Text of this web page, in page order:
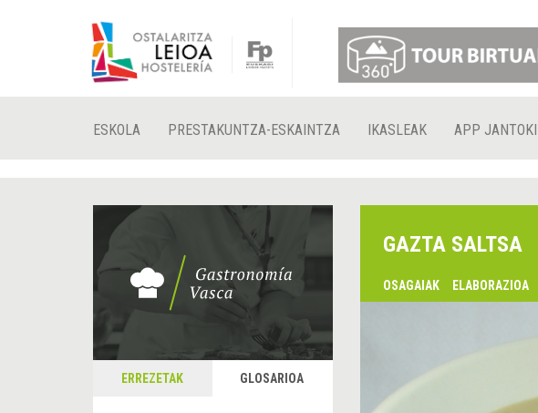
ESKOLA PRESTAKUNTZA-ESKAINTZA IKASLEAK APP JANTOKI
ERREZETAK GLOSARIOA
GAZTA SALTSA
OSAGAIAK ELABORAZIOA